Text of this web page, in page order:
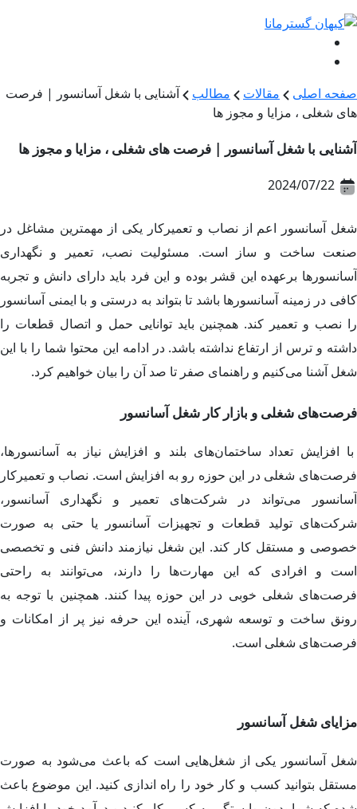
صفحه اصلی مقالات مطالب
آشنایی با شغل آسانسور | فرصت
های شغلی ، مزایا و مجوز ها
آشنایی با شغل آسانسور | فرصت های شغلی ، مزایا و مجوز ها
شغل آسانسور اعم از نصاب و تعمیرکار یکی از مهمترین مشاغل در
صنعت ساخت و ساز است. مسئولیت نصب، تعمیر و نگهداری
آسانسورها برعهده این قشر بوده و این فرد باید دارای دانش و تجربه
کافی در زمینه آسانسورها باشد تا بتواند به درستی و با ایمنی آسانسور
را نصب و تعمیر کند. همچنین باید توانایی حمل و اتصال قطعات را
داشته و ترس از ارتفاع نداشته باشد. در ادامه این محتوا شما را با این
شغل آشنا می‌کنیم و راهنمای صفر تا صد آن را بیان خواهیم کرد.
فرصت‌های شغلی و بازار کار شغل آسانسور
با افزایش تعداد ساختمان‌های بلند و افزایش نیاز به آسانسورها،
فرصت‌های شغلی در این حوزه رو به افزایش است. نصاب و تعمیرکار
آسانسور می‌تواند در شرکت‌های تعمیر و نگهداری آسانسور،
شرکت‌های تولید قطعات و تجهیزات آسانسور یا حتی به صورت
خصوصی و مستقل کار کند. این شغل نیازمند دانش فنی و تخصصی
است و افرادی که این مهارت‌ها را دارند، می‌توانند به راحتی
فرصت‌های شغلی خوبی در این حوزه پیدا کنند. همچنین با توجه به
رونق ساخت و توسعه شهری، آینده‌ این حرفه نیز پر از امکانات و
فرصت‌های شغلی است.
مزایای شغل آسانسور
شغل آسانسور یکی از شغل‌هایی است که باعث می‌شود به صورت
مستقل بتوانید کسب و کار خود را راه اندازی کنید. این موضوع باعث